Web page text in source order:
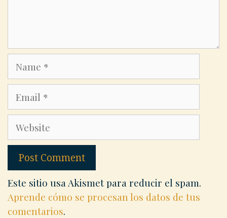
Website
Este sitio usa Akismet para reducir el spam.
Aprende cómo se procesan los datos de tus
comentarios.